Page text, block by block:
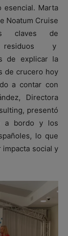
esencial. Marta
Noatum Cruise
claves de
residuos y
de explicar la
de crucero hoy
a contar con
Directora
presentó
a bordo y los
lo que
social y